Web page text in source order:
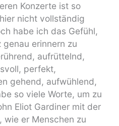
Konzerte ist so
nicht vollständig
habe ich das Gefühl,
erinnern zu
aufrüttelnd,
perfekt,
gehend, aufwühlend,
so viele Worte, um zu
Eliot Gardiner mit der
wie er Menschen zu